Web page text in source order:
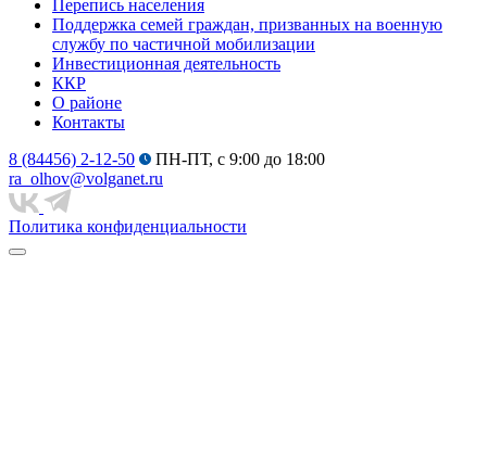
Перепись населения
Поддержка семей граждан, призванных на военную
службу по частичной мобилизации
Инвестиционная деятельность
ККР
О районе
Контакты
8 (84456) 2-12-50
ПН-ПТ, с 9:00 до 18:00
ra_olhov@volganet.ru
Политика конфиденциальности